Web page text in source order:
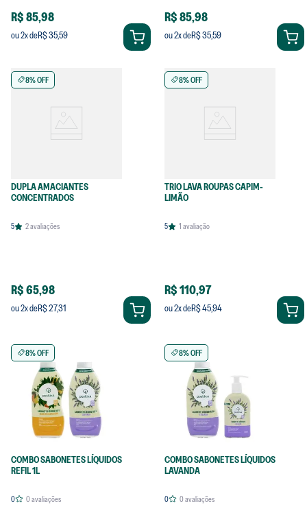
R$ 85,98
ou2x deR$ 35,59
R$ 85,98
ou2x deR$ 35,59
8% OFF
DUPLA AMACIANTES
CONCENTRADOS
5 2avaliações
R$ 65,98
ou2x deR$ 27,31
8% OFF
TRIO LAVA ROUPAS CAPIM-
LIMÃO
5 1 avaliação
R$ 110,97
ou2x deR$ 45,94
8% OFF
COMBO SABONETES LÍQUIDOS
REFIL 1L
0 0avaliações
8% OFF
COMBO SABONETES LÍQUIDOS
LAVANDA
0 0avaliações